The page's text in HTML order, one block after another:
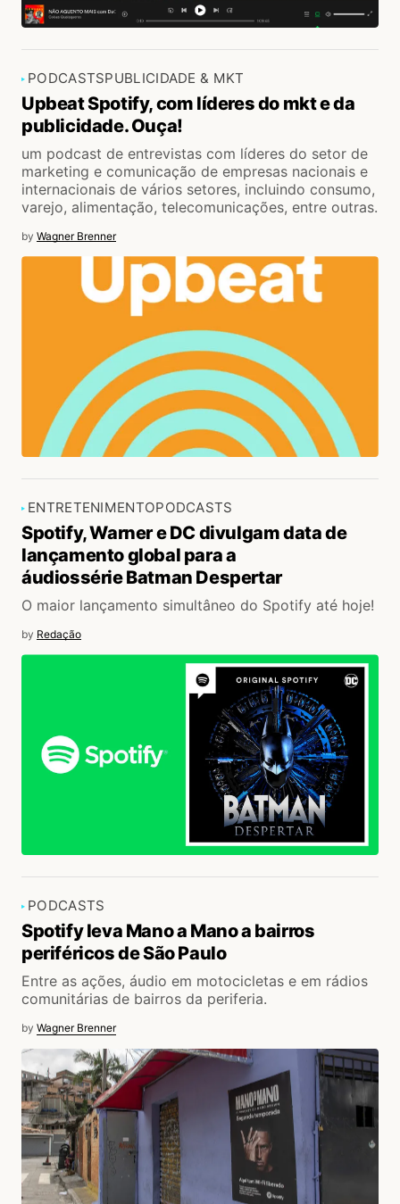
PODCASTSPUBLICIDADE & MKT
Upbeat Spotify, com líderes do mkt e da
publicidade. Ouça!
um podcast de entrevistas com líderes do setor de
marketing e comunicação de empresas nacionais e
internacionais de vários setores, incluindo consumo,
varejo, alimentação, telecomunicações, entre outras.
by Wagner Brenner
ENTRETENIMENTOPODCASTS
Spotify, Warner e DC divulgam data de
lançamento global para a
áudiossérie Batman Despertar
O maior lançamento simultâneo do Spotify até hoje!
by Redação
PODCASTS
Spotify leva Mano a Mano a bairros
periféricos de São Paulo
Entre as ações, áudio em motocicletas e em rádios
comunitárias de bairros da periferia.
by Wagner Brenner